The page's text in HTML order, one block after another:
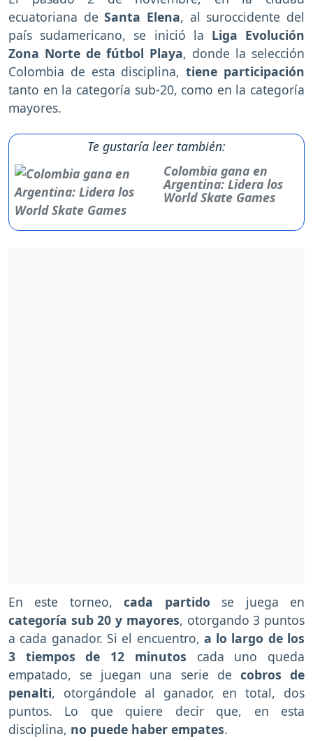
ecuatoriana deSanta Elena, al suroccidente del
país sudamericano, se inició la Liga Evolución
Zona Norte de fútbol Playa, donde la selección
Colombia de esta disciplina,tiene participación
tanto en la categoría sub-20, como en la categoría
mayores.
Te gustaría leer también:
Colombia gana en
Argentina: Lidera los
World Skate Games
En este torneo,cada partido se juega en
categoría sub 20 y mayores, otorgando 3 puntos
a cada ganador. Si el encuentro, a lo largo de los
3 tiempos de 12 minutos cada uno queda
empatado, se juegan una serie de cobros de
penalti, otorgándole al ganador, en total, dos
puntos. Lo que quiere decir que, en esta
disciplina, no puede haber empates.